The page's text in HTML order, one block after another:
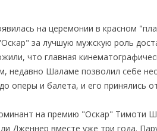
на церемонии в красном
за лучшую мужскую роль
что главная
недавно Шаламе позволил себе
оперы и балета, и его принялись
на премию "Оскар" Тимоти
Дженнер вместе уже три года.